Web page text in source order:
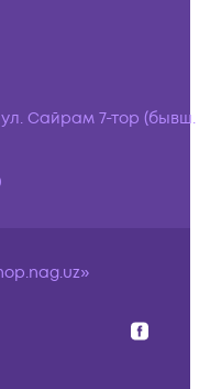
Сайрам 7-тор (бывш.